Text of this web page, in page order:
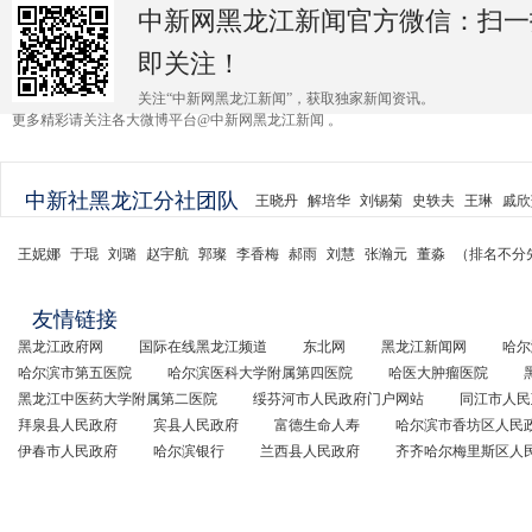
中新网黑龙江新闻官方微信：扫
即关注！
关注“中新网黑龙江新闻”，获取独家新闻资讯。
更多精彩请关注各大微博平台@中新网黑龙江新闻 。
中新社黑龙江分社团队 王晓丹 解培华 刘锡菊 史轶夫 王琳 戚
王妮娜 于琨 刘璐 赵宇航 郭璨 李香梅 郝雨 刘慧 张瀚元 董淼 （排名不
友情链接
黑龙江政府网 国际在线黑龙江频道 东北网 黑龙江新闻网
哈
哈尔滨市第五医院
哈尔滨医科大学附属第四医院 哈医大肿瘤医院
黑龙江中医药大学附属第二医院
绥芬河市人民政府门户网站
同江市人
拜泉县人民政府
宾县人民政府 富德生命人寿
哈尔滨市香坊区人民
伊春市人民政府
哈尔滨银行 兰西县人民政府 齐齐哈尔梅里斯区人